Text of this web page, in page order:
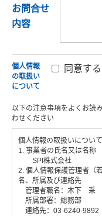
お問合せ
内容
個人情報
の取扱い
について
同意する
以下の注意事項をよくお読
わせください
個人情報の取扱いについて
1. 事業者の氏名又は名称
SPI株式会社
2. 個人情報保護管理者（
名、所属及び連絡先
管理者職名：木下 采
所属部署：総務部
連絡先：03-6240-9892